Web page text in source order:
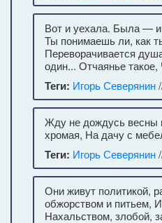
Вот и уехала. Была — и
Ты понимаешь ли, как
Переворачивается
один... Отчаянье
Теги: Игорь Северянин
Жду не дождусь весны
хромая, На дачу с
Теги: Игорь Северянин
Они живут политикой,
обжорством и питьем,
Нахальством, злобой,